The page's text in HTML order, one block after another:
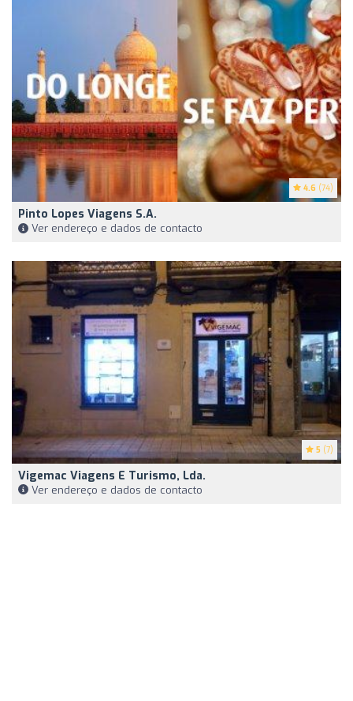
4.6 (74)
Pinto Lopes Viagens S.A.
Ver endereço e dados de contacto
5 (7)
Vigemac Viagens E Turismo, Lda.
Ver endereço e dados de contacto